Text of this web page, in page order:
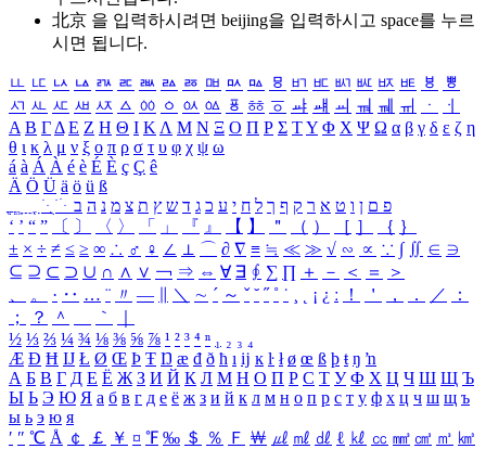
北京 을 입력하시려면 beijing을 입력하시고 space를 누르
시면 됩니다.
ㅥ ㅦ ㅧ ㅨ ㅩ ㅪ ㅫ ㅬ ㅭ ㅮ ㅯ ㅰ ㅱ ㅲ ㅳ ㅴ ㅵ ㅶ ㅷ ㅸ
ㅹ
ㅺ ㅻ ㅼ ㅽ ㅾ ㅿ ㆀ ㆁ ㆂ ㆃ ㆄ ㆅ ㆆ ㆇ ㆈ ㆉ ㆊ ㆋ ㆌ ㆍ
ㆎ
Α Β ΓΔ Ε Ζ Η Θ Ι ΚΛ Μ Ν Ξ Ο Π Ρ Σ ΤΥ Φ Χ Ψ Ω α β γ δ ε ζ η
θ ι κ λ μ ν ξ ο π ρ σ τ υ φ χ ψ ω
á à Á À é è É È ç Ç ê
Ä Ö Ü ä ö ü ß
ִֶֹ ֻּ ׁׂ פ ם ן ו ט א ר ק ף ך ל ח י ע כ ג ד ש ץ ת צ מ נ ה ב
‘ ’ “ ” 〔 〕 〈 〉 「 」 『 』 【 】 ＂ （ ） ［ ］ ｛ ｝
± × ÷ ≠ ≤ ≥ ∞ ∴ ♂ ♀ ∠ ⊥ ⌒ ∂ ∇ ≡ ≒ ≪ ≫ √ ∽ ∝ ∵ ∫ ∬ ∈ ∋
⊆ ⊇ ⊂ ⊃ ∪ ∩ ∧ ∨ ￢ ⇒ ⇔ ∀ ∃ ∮ ∑ ∏ ＋ － ＜ ＝
＞
、
。 · ‥ … ¨ 〃 ― ＼ ∼ ´ ～ ˇ ˘ ˝ ˚ ˙ ¸ ¡ ¿ ː ！ ＇ ， ． ／
：
；
？ ＾ ｀
½ ⅓ ⅔ ¼ ¾ ⅛ ⅜ ⅝ ⅞ ¹ ² ³ ⁴ ⁿ ₁ ₂ ₃ ₄
Æ Ð Ħ Ĳ Ł Ø Œ Þ Ŧ Ŋ æ đ ð ħ ı ĳ ĸ ŀ ł ø œ ß þ ŧ ŋ ŉ
А Б В Г Д Е Ё Ж З И Й К Л М Н О П Р С Т У Ф Х Ц Ч Ш Щ Ъ
Ы Ь Э Ю Я а б в г д е ё ж з и й к л м н о п р с т у ф х ц ч ш щ ъ
ы ь э ю я
′ ″ ℃ Å ￠ ￡ ￥ ¤ ℉ ‰ ＄ ％ Ｆ ￦ ㎕ ㎖ ㎗ ℓ ㎘ ㏄ ㎣ ㎤ ㎥ ㎦